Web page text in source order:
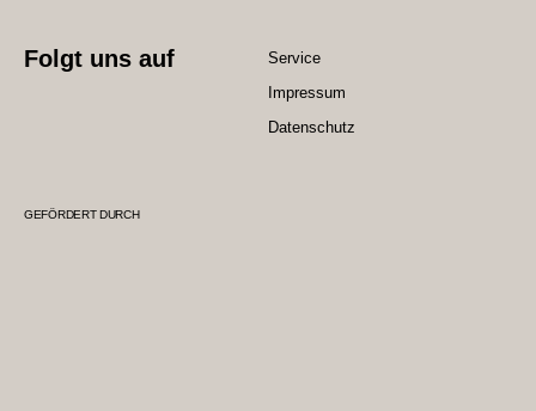
Folgt uns auf
Service
Impressum
Datenschutz
GEFÖRDERT DURCH